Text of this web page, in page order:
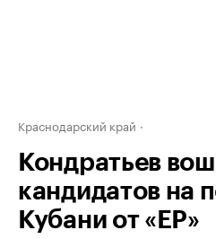
Краснодарский край
Кондратьев
кандидатов на
Кубани от «ЕР»